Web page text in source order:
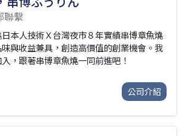
聯繫
本人技術Ｘ台灣夜市８年實績串博章魚燒
與收益兼具，創造高價值的創業機會。我
，跟著串博章魚燒一同前進吧！
公司介紹